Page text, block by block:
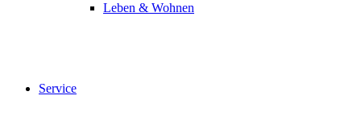
Leben & Wohnen
Service